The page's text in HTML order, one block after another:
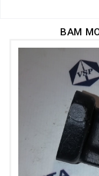
ВАМ